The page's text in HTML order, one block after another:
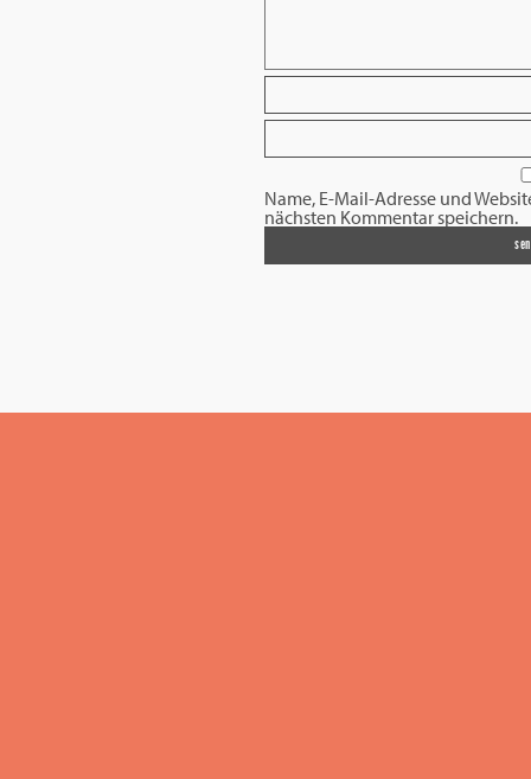
Name, E-Mail-Adresse und
nächsten Kommentar speichern.